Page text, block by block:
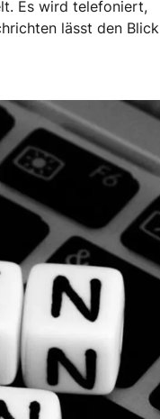
Es wird telefoniert,
lässt den Blick